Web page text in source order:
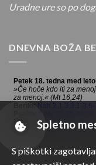
Uradne ure so po
DNEVNA BOŽA
Spletno
S piškotki